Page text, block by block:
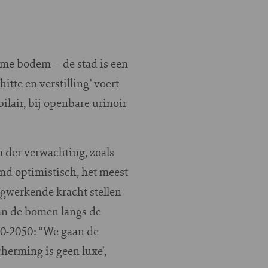
bodem – de stad is een
en verstilling’ voert
bij openbare urinoir
verwachting, zoals
optimistisch, het meest
kracht stellen
de bomen langs de
“We gaan de
is geen luxe’,